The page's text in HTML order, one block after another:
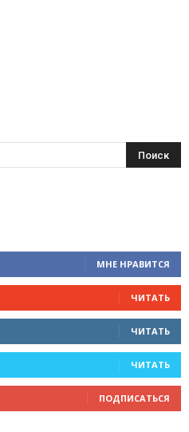
МНЕ НРАВИТСЯ
ЧИТАТЬ
ЧИТАТЬ
ЧИТАТЬ
ПОДПИСАТЬСЯ